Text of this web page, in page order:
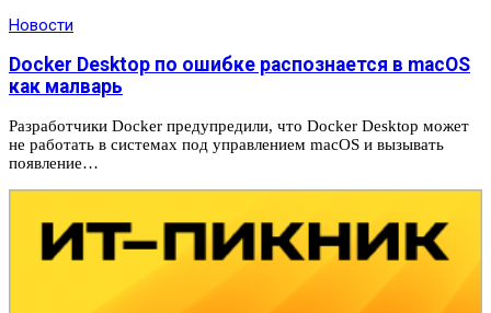
Новости
Docker Desktop по ошибке распознается в macOS
как малварь
Разработчики Docker предупредили, что Docker Desktop может
не работать в системах под управлением macOS и вызывать
появление…